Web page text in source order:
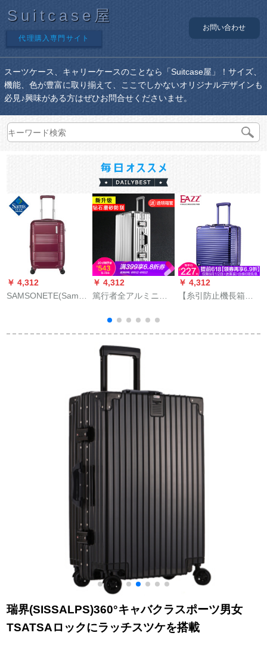
Suitcase屋
代理購入専門サイト
お問い合わせ
スーツケース、キャリーケースのことなら「Suitcase屋」！サイズ、
機能、色が豊富に取り揃えて、ここでしかないオリジナルデザインも
必見♪興味がある方はぜひお問合せくださいませ。
￥ 4,312
SAMSONETE(Samsonityye)24
インライン
￥ 4,312
篤行者全アルミニウ
スネーク360°キャク
ターアルミフレーム
スーツケース女性
20/24/26/29センチマ
TSAロック搭載ケー
ス大容量ヴィンテー
ジ金属旅行箱男加厚
研磨クラシックモデ
ル——シルバー29イ
金（終身無料保証）
￥ 4,312
【糸引防止機長箱】
ーツスポーツスポー
持込可能スポーツス
ポーツスポーツスポ
瑞界(SISSALPS)360°キャバクラスポーツ男女
TSATSAロックにラッチスツケを搭載